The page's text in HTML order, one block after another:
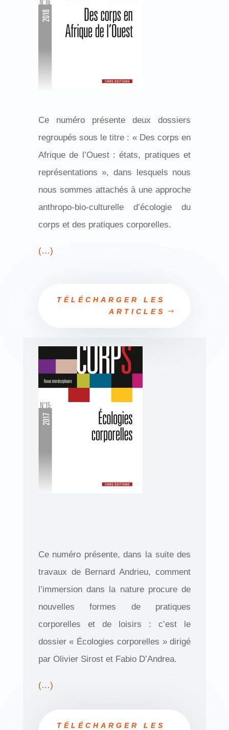
Ce numéro présente deux dossiers
regroupés sous le titre : « Des corps en
Afrique de l’Ouest : états, pratiques et
représentations », dans lesquels nous
nous sommes attachés à une approche
anthropo-bio-culturelle d’écologie du
corps et des pratiques corporelles.
(…)
TÉLÉCHARGER LES
ARTICLES
Ce numéro présente, dans la suite des
travaux de Bernard Andrieu, comment
l’immersion dans la nature procure de
nouvelles formes de pratiques
corporelles et de loisirs : c’est le
dossier « Écologies corporelles » dirigé
par Olivier Sirost et Fabio D’Andrea.
(…)
TÉLÉCHARGER LES